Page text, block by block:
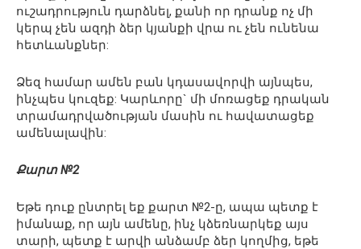
ուշադրություն դարձնել, քանի որ դրանք ոչ մի
կերպ չեն ազդի ձեր կյանքի վրա ու չեն ունենա
հետևանքներ:
Ձեզ համար ամեն բան կդասավորվի այնպես,
ինչպես կուզեք: Կարևորը` մի մոռացեք դրական
տրամադրվածության մասին ու հավատացեք
ամենալավին:
Քարտ №2
Եթե դուք ընտրել եք քարտ №2-ը, ապա պետք է
իմանաք, որ այն ամենը, ինչ կձեռնարկեք այս
տարի, պետք է արվի անձամբ ձեր կողմից, եթե